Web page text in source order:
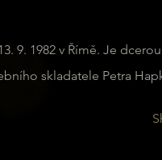
9. 1982 v Římě. Je
skladatele Petra